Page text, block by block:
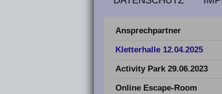
Ansprechpartner
Kletterhalle 12.04.2025
Activity Park 29.06.2023
Online Escape-Room